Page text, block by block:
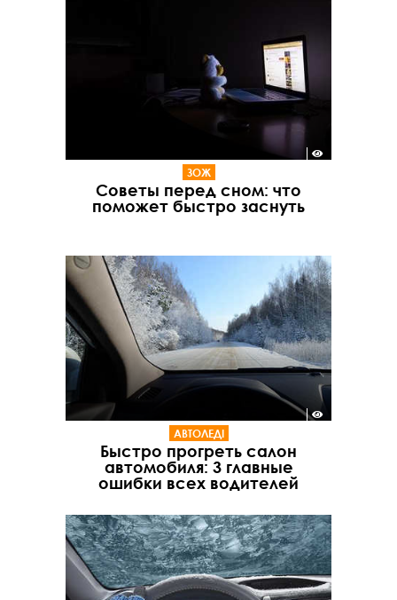
ЗОЖ
Советы перед сном: что
поможет быстро заснуть
АВТОЛЕДІ
Быстро прогреть салон
автомобиля: 3 главные
ошибки всех водителей